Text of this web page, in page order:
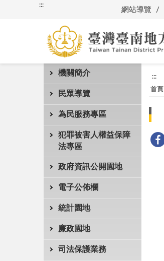
:::
網站導覽
機關簡介
民眾導覽
為民服務專區
犯罪被害人權益保障
法專區
政府資訊公開園地
電子公佈欄
統計園地
廉政園地
司法保護業務
:::
首頁